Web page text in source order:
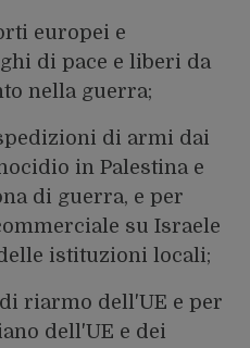
europei e
di pace e liberi da
nella guerra;
di armi dai
in Palestina e
di guerra, e per
su Israele
istituzioni locali;
riarmo dell'UE e per
dell'UE e dei